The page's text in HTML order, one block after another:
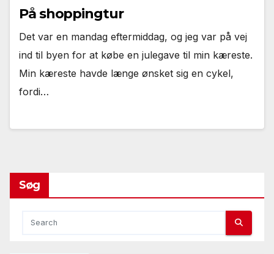
På shoppingtur
Det var en mandag eftermiddag, og jeg var på vej
ind til byen for at købe en julegave til min kæreste.
Min kæreste havde længe ønsket sig en cykel,
fordi…
Søg